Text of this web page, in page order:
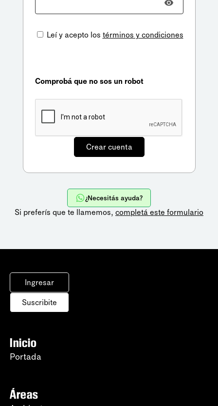
Leí y acepto los términos y condiciones
Comprobá que no sos un robot
¿Necesitás ayuda?
Si preferís que te llamemos, completá este formulario
Ingresar
Suscribite
Inicio
Portada
Áreas